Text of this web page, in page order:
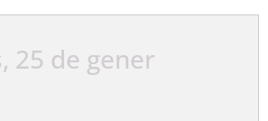
25 de gener